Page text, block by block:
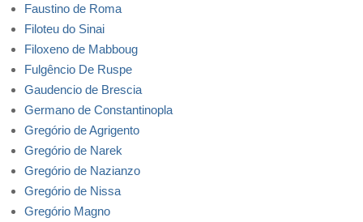
Faustino de Roma
Filoteu do Sinai
Filoxeno de Mabboug
Fulgêncio De Ruspe
Gaudencio de Brescia
Germano de Constantinopla
Gregório de Agrigento
Gregório de Narek
Gregório de Nazianzo
Gregório de Nissa
Gregório Magno